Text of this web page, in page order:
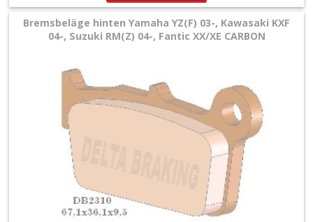
Bremsbeläge hinten Yamaha YZ(F) 03-, Kawasaki KXF
04-, Suzuki RM(Z) 04-, Fantic XX/XE CARBON